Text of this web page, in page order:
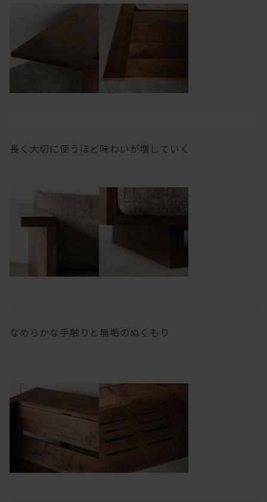
長く大切に使うほど味わいが増していく
なめらかな手触りと無垢のぬくもり